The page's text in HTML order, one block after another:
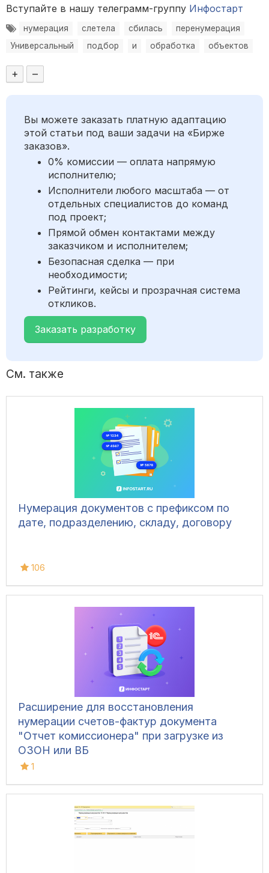
Вступайте в нашу телеграмм-группу Инфостарт
нумерация слетела сбилась
перенумерация
Универсальный
подбор и обработка объектов
+ –
Вы можете заказать платную адаптацию
этой статьи под ваши задачи на «Бирже
заказов».
0% комиссии — оплата напрямую
исполнителю;
Исполнители любого масштаба — от
отдельных специалистов до команд
под проект;
Прямой обмен контактами между
заказчиком и исполнителем;
Безопасная сделка — при
необходимости;
Рейтинги, кейсы и прозрачная система
откликов.
Заказать разработку
См. также
Нумерация документов с префиксом по
дате, подразделению, складу, договору
106
Расширение для восстановления
нумерации счетов-фактур документа
"Отчет комиссионера" при загрузке из
ОЗОН или ВБ
1